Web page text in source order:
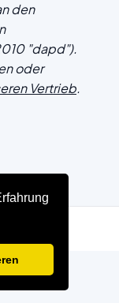
den
"dapd").
oder
Vertrieb.